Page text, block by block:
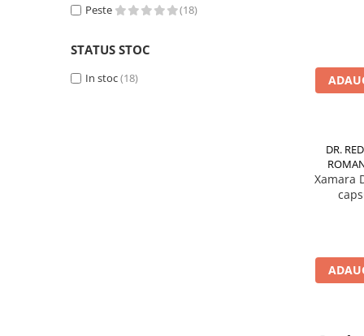
Altele-Produse pentru ingrijire si
Aparatura medicala
Peste
(18)
STATUS STOC
In stoc(18)
DR.
Xamara